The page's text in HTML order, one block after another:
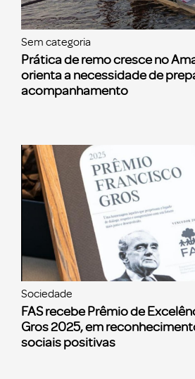
Sem categoria
Prática de remo cresce no
orienta a necessidade de
acompanhamento
Sociedade
FAS recebe Prêmio de
Gros 2025, em
sociais positivas